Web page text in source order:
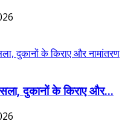
दुकानों के किराए और...